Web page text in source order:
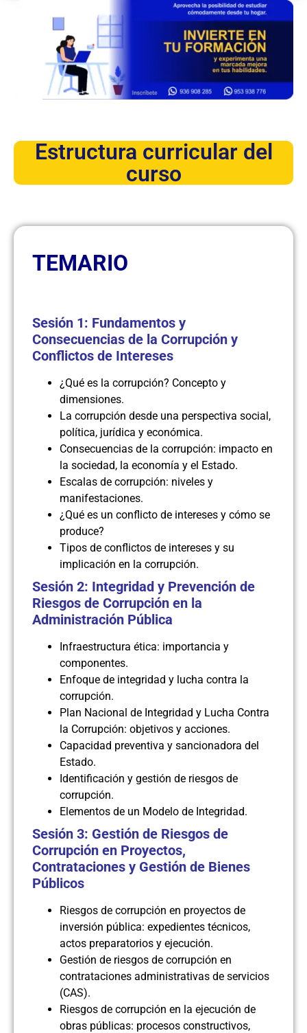
Estructura curricular del
curso
TEMARIO
Sesión 1: Fundamentos y
Consecuencias de la Corrupción y
Conflictos de Intereses
¿Qué es la corrupción? Concepto y
dimensiones.
La corrupción desde una perspectiva social,
política, jurídica y económica.
Consecuencias de la corrupción: impacto en
la sociedad, la economía y el Estado.
Escalas de corrupción: niveles y
manifestaciones.
¿Qué es un conflicto de intereses y cómo se
produce?
Tipos de conflictos de intereses y su
implicación en la corrupción.
Sesión 2: Integridad y Prevención de
Riesgos de Corrupción en la
Administración Pública
Infraestructura ética: importancia y
componentes.
Enfoque de integridad y lucha contra la
corrupción.
Plan Nacional de Integridad y Lucha Contra
la Corrupción: objetivos y acciones.
Capacidad preventiva y sancionadora del
Estado.
Identificación y gestión de riesgos de
corrupción.
Elementos de un Modelo de Integridad.
Sesión 3: Gestión de Riesgos de
Corrupción en Proyectos,
Contrataciones y Gestión de Bienes
Públicos
Riesgos de corrupción en proyectos de
inversión pública: expedientes técnicos,
actos preparatorios y ejecución.
Gestión de riesgos de corrupción en
contrataciones administrativas de servicios
(CAS).
Riesgos de corrupción en la ejecución de
obras públicas: procesos constructivos,